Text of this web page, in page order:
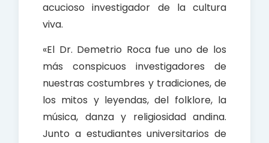
acucioso investigador de la cultura
viva.
«El Dr. Demetrio Roca fue uno de los
más conspicuos investigadores de
nuestras costumbres y tradiciones, de
los mitos y leyendas, del folklore, la
música, danza y religiosidad andina.
Junto a estudiantes universitarios de